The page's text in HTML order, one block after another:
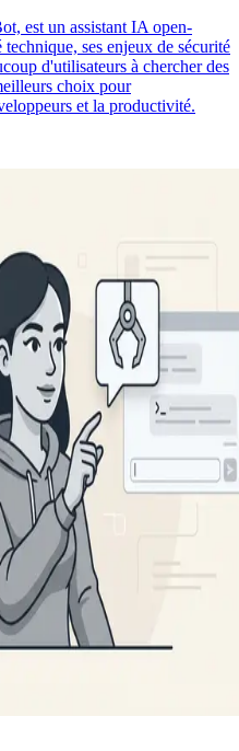
est un assistant IA open-
ses enjeux de sécurité
d'utilisateurs à chercher des
choix pour
et la productivité.